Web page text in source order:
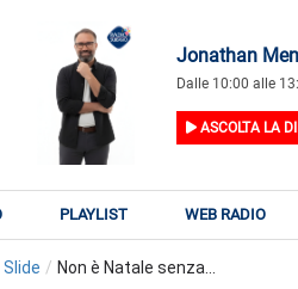
Jonathan
Dalle 10:00 alle
ASCOLTA LA
PLAYLIST WEB RADIO
Slide / Non è Natale senza...